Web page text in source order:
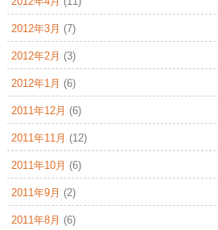
2012年3月 (7)
2012年2月 (3)
2012年1月 (6)
2011年12月 (6)
2011年11月 (12)
2011年10月 (6)
2011年9月 (2)
2011年8月 (6)